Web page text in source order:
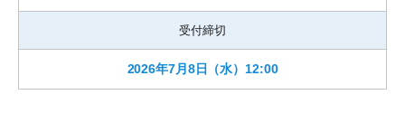
受付締切
2026年7月8日（水）12:00